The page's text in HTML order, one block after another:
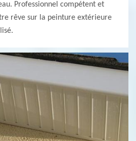
Professionnel compétent et
rêve sur la peinture extérieure